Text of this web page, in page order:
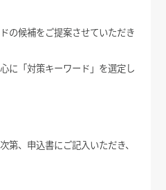
の候補をご提案させていただき
に「対策キーワード」を選定し
第、申込書にご記入いただき、